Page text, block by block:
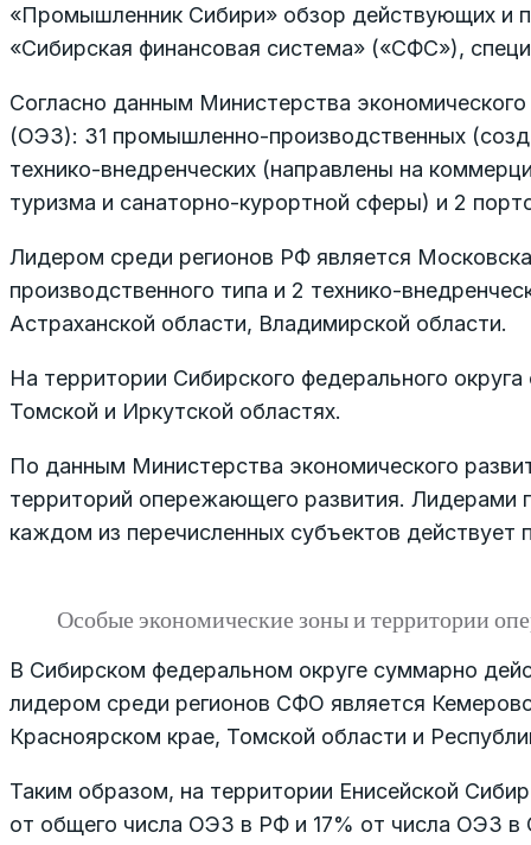
«Промышленник Сибири» обзор действующих и
«Сибирская финансовая система» («СФС»),
Согласно данным Министерства
(ОЭЗ): 31 промышленно-производственных
технико-внедренческих (направлены на
туризма и санаторно-курортной сферы) и 2
Лидером среди регионов РФ является
производственного типа и 2 технико-
Астраханской области, Владимирской области.
На территории Сибирского федерального
Томской и Иркутской областях.
По данным Министерства экономического
территорий опережающего развития. Лидерами
каждом из перечисленных субъектов
Особые экономические зоны и территории
В Сибирском федеральном округе суммарно
лидером среди регионов СФО является
Красноярском крае, Томской области и
Таким образом, на территории Енисейской
от общего числа ОЭЗ в РФ и 17% от числа ОЭЗ